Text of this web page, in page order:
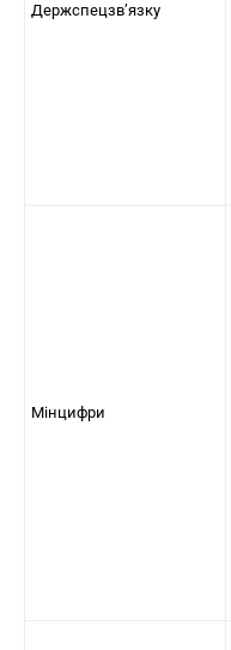
Держспецзв’язку
Мінцифри